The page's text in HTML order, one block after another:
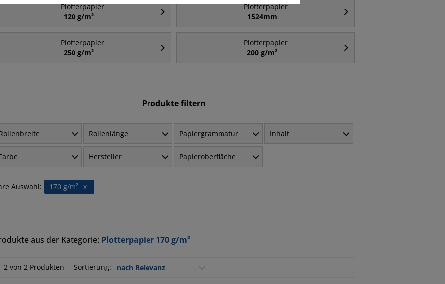
Plotterpapier
120 g/m²
Plotterpapier
1524mm
Plotterpapier
250 g/m²
Plotterpapier
200 g/m²
Produkte filtern
Rollenbreite Rollenlänge Papiergrammatur Inhalt
Farbe Hersteller Papieroberfläche
Auswahl: x
170 g/m²
aus der Kategorie: Plotterpapier 170 g/m²
2 von 2 Produkten Sortierung: